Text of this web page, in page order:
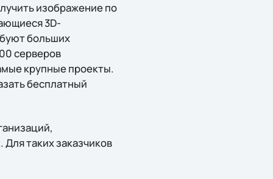
изображение по
3D-
больших
серверов
крупные проекты.
бесплатный
таких заказчиков